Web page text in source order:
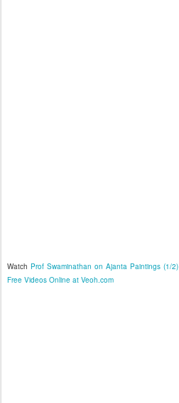
Watch Prof Swaminathan on Ajanta Paintings (1/2)
Free Videos Online at Veoh.com